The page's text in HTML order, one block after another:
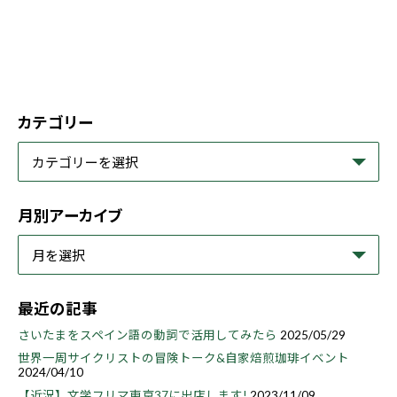
カテゴリー
月別アーカイブ
最近の記事
さいたまをスペイン語の動詞で活用してみたら 2025/05/29
世界一周サイクリストの冒険トーク&自家焙煎珈琲イベント
2024/04/10